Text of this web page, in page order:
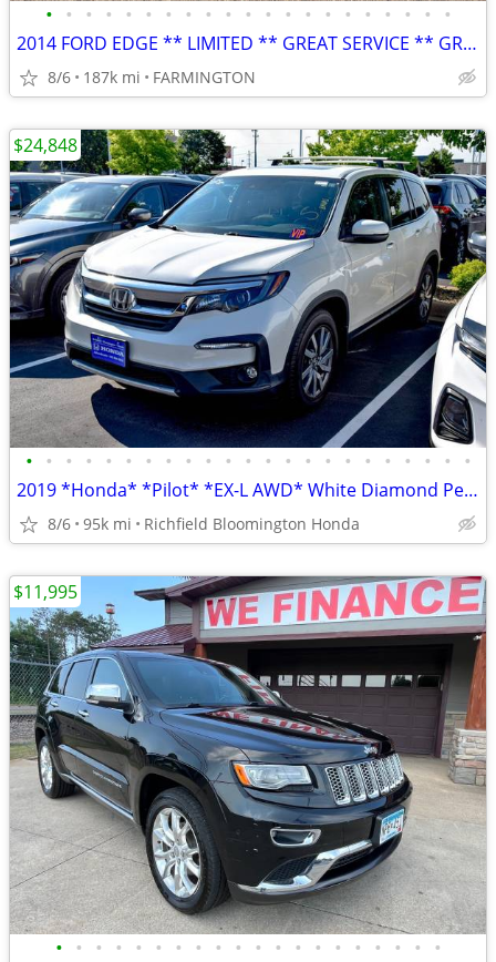
• • • • • • • • • • • • • • • • • • • • •
2014 FORD EDGE ** LIMITED ** GREAT SERVICE ** GREAT SHAPE **
8/6 187k mi FARMINGTON
• • • • • • • • • • • • • • • • • • • • • • •
2019 *Honda* *Pilot* *EX-L AWD* White Diamond Pearl
8/6 95k mi Richfield Bloomington Honda
$24,848
• • • • • • • • • • • • • • • • • • • •
$11,995